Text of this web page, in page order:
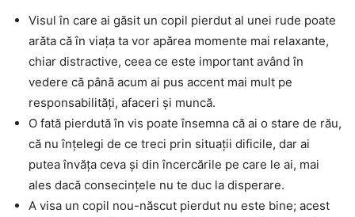
Visul în care ai găsit un copil pierdut al unei rude poate
arăta că în viața ta vor apărea momente mai relaxante,
chiar distractive, ceea ce este important având în
vedere că până acum ai pus accent mai mult pe
responsabilități, afaceri și muncă.
O fată pierdută în vis poate însemna că ai o stare de rău,
că nu înțelegi de ce treci prin situații dificile, dar ai
putea învăța ceva și din încercările pe care le ai, mai
ales dacă consecințele nu te duc la disperare.
A visa un copil nou-născut pierdut nu este bine; acest